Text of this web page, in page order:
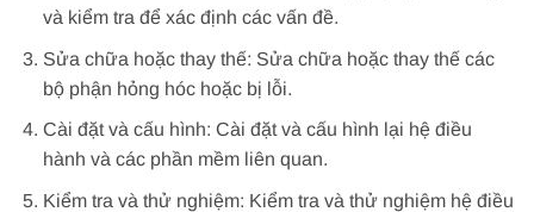
và kiểm tra để xác định các vấn đề.
Sửa chữa hoặc thay thế: Sửa chữa hoặc thay thế các
bộ phận hỏng hóc hoặc bị lỗi.
Cài đặt và cấu hình: Cài đặt và cấu hình lại hệ điều
hành và các phần mềm liên quan.
Kiểm tra và thử nghiệm: Kiểm tra và thử nghiệm hệ điều